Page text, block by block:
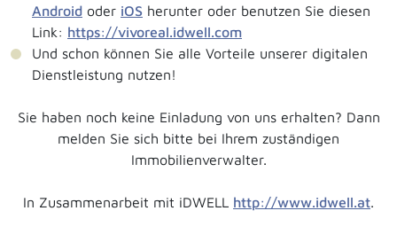
Android oder iOS herunter oder benutzen Sie diesen
Link: https://vivoreal.idwell.com
Und schon können Sie alle Vorteile unserer digitalen
Dienstleistung nutzen!
Sie haben noch keine Einladung von uns erhalten? Dann
melden Sie sich bitte bei Ihrem zuständigen
Immobilienverwalter.
In Zusammenarbeit mit iDWELL http://www.idwell.at.